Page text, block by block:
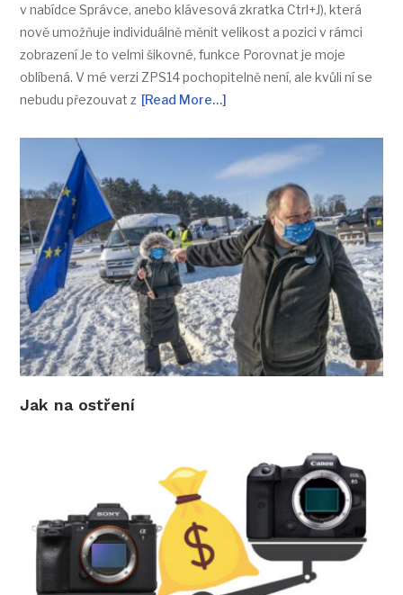
v nabídce Správce, anebo klávesová zkratka Ctrl+J), která
nově umožňuje individuálně měnit velikost a pozici v rámci
zobrazení Je to velmi šikovné, funkce Porovnat je moje
oblíbená. V mé verzi ZPS14 pochopitelně není, ale kvůli ní se
nebudu přezouvat z [Read More…]
Jak na ostření